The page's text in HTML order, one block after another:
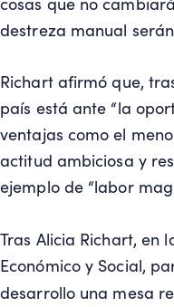
destreza manual
Richart afirmó que,
país está ante “la
ventajas como el
actitud ambiciosa y
ejemplo de “labor
Tras Alicia Richart,
Económico y Social,
desarrollo una mesa